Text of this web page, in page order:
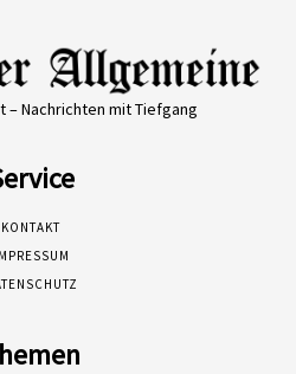
– Nachrichten mit Tiefgang
KONTAKT